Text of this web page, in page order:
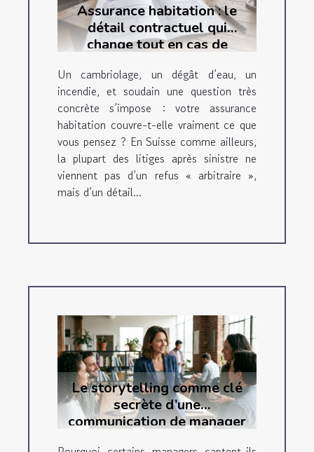
Assurance habitation : le
détail contractuel qui
change tout en cas de
Un cambriolage, un dégât d’eau, un
incendie, et soudain une question très
concrète s’impose : votre assurance
habitation couvre-t-elle vraiment ce que
vous pensez ? En Suisse comme ailleurs,
la plupart des litiges après sinistre ne
viennent pas d’un refus « arbitraire »,
mais d’un détail...
Le storytelling comme clé
secrète d’une
communication de manager